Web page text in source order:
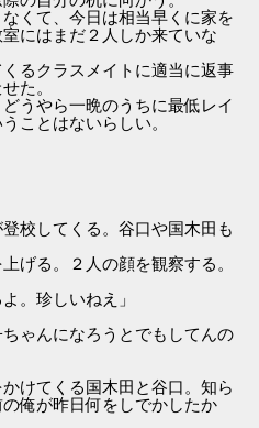
くて、今日は相当早くに家を
にはまだ２人しか来ていな
るクラスメイトに適当に返事
た。
うやら一晩のうちに最低レイ
ことはないらしい。
校してくる。谷口や国木田も
げる。２人の顔を観察する。
。珍しいねえ」
ちゃんになろうとでもしてんの
けてくる国木田と谷口。知ら
俺が昨日何をしでかしたか